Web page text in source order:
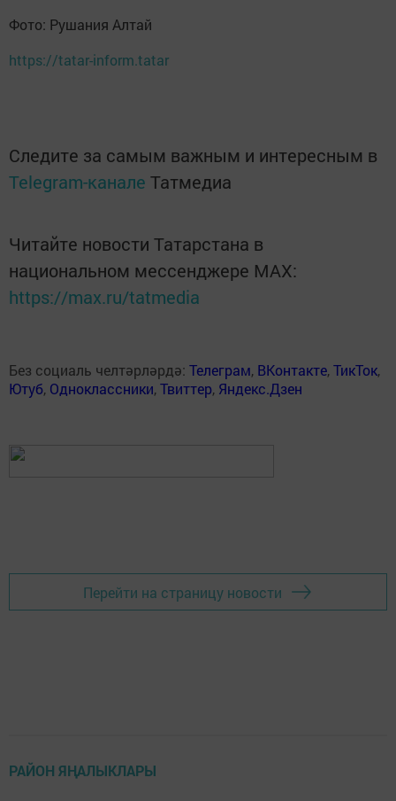
Фото: Рушания Алтай
https://tatar-inform.tatar
Следите за самым важным и интересным в
Telegram-канале Татмедиа
Читайте новости Татарстана в
национальном мессенджере MАХ:
https://max.ru/tatmedia
Без социаль челтәрләрдә: Телеграм, ВКонтакте,ТикТок,
Ютуб, Одноклассники,Твиттер, Яндекс.Дзен
Перейти на страницу новости
РАЙОН ЯҢАЛЫКЛАРЫ